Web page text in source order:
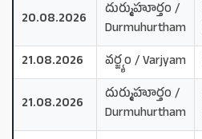
20.08.2026
దుర్ముహూర్తం /
Durmuhurtham
21.08.2026
వర్జ్యం / Varjyam
21.08.2026
దుర్ముహూర్తం /
Durmuhurtham